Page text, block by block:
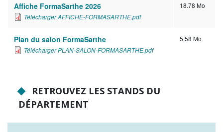
Solidarité, autonomie et santé
Développement des territoires,
agriculture, développement durable et
Sarthe
réseaux électriques
Affiche FormaSarthe 2026
Télécharger AFFICHE-FORMASARTHE.pdf
18.78 Mo
Plan du salon FormaSarthe
Télécharger PLAN-SALON-FORMASARTHE.pdf
5.58 Mo
RETROUVEZ LES STANDS DU
DÉPARTEMENT